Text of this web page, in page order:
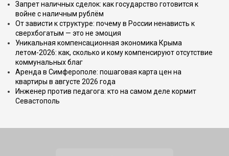
Запрет наличных сделок: как государство готовится к
войне с наличным рублём
От зависти к структуре: почему в России ненависть к
сверхбогатым — это не эмоция
Уникальная компенсационная экономика Крыма
летом-2026: как, сколько и кому компенсируют отсутствие
коммунальных благ
Аренда в Симферополе: пошаговая карта цен на
квартиры в августе 2026 года
Инженер против педагога: кто на самом деле кормит
Севастополь